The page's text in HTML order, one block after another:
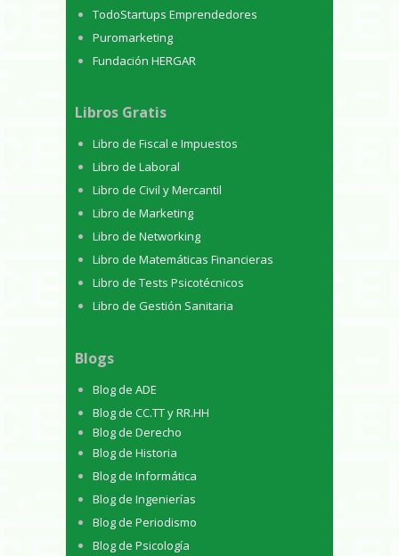
TodoStartups Emprendedores
Puromarketing
Fundación HERGAR
Libros Gratis
Libro de Fiscal e Impuestos
Libro de Laboral
Libro de Civil y Mercantil
Libro de Marketing
Libro de Networking
Libro de Matemáticas Financieras
Libro de Tests Psicotécnicos
Libro de Gestión Sanitaria
Blogs
Blog de ADE
Blog de CC.TT y RR.HH
Blog de Derecho
Blog de Historia
Blog de Informática
Blog de Ingenierías
Blog de Periodismo
Blog de Psicología